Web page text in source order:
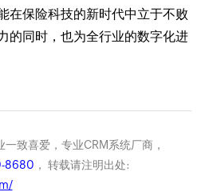
在保险科技的新时代中立于不败
的同时，也为全行业的数字化进
致喜爱，专业CRM系统厂商，
8680 ， 转载请注明出处: